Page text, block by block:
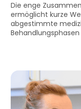
Die enge
ermöglicht kurze
abgestimmte